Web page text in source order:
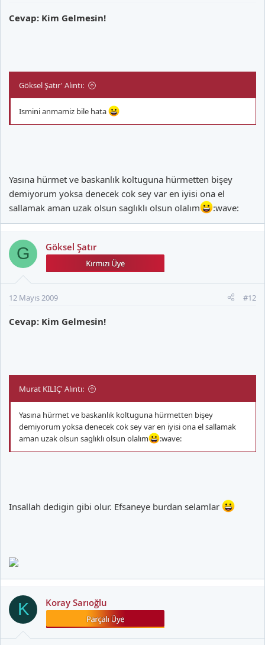
Cevap: Kim Gelmesin!
Göksel Şatır' Alıntı:
Ismini anmamiz bile hata
Yasına hürmet ve baskanlık koltuguna hürmetten bişey
demiyorum yoksa denecek cok sey var en iyisi ona el
sallamak aman uzak olsun saglıklı olsun olalım
:wave:
G Göksel Şatır
12 Mayıs 2009 #12
Cevap: Kim Gelmesin!
Murat KILIÇ' Alıntı:
Yasına hürmet ve baskanlık koltuguna hürmetten bişey
demiyorum yoksa denecek cok sey var en iyisi ona el sallamak
aman uzak olsun saglıklı olsun olalım
:wave:
Insallah dedigin gibi olur. Efsaneye burdan selamlar
K Koray Sarıoğlu